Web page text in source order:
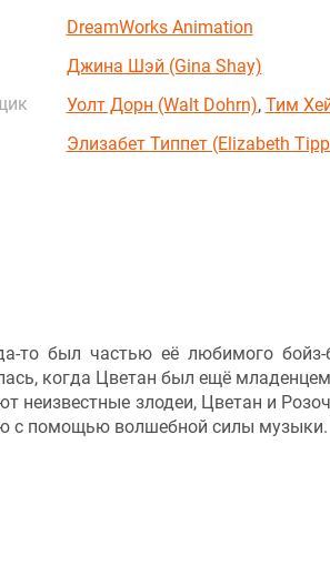
DreamWorks Animation
Джина Шэй (Gina Shay)
Уолт Дорн (Walt Dohrn), Тим
Элизабет Типпет (Elizabeth
то был частью её любимого бойз-
когда Цветан был ещё
неизвестные злодеи, Цветан и
с помощью волшебной силы музыки.